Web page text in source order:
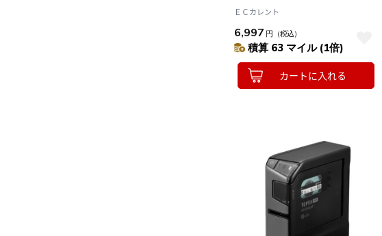
リンター スマホ専用
ＥＣカレント
6,997 円 （税込）
積算 63 マイル (1倍)
カートに入れる